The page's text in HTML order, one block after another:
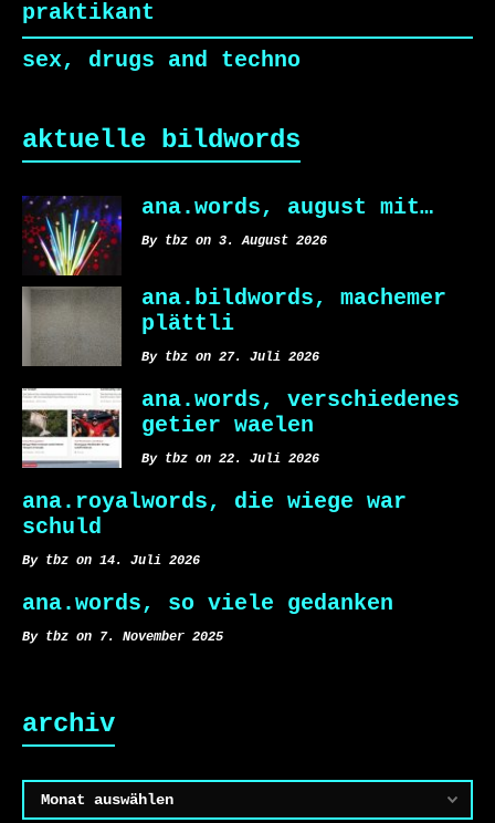
praktikant
sex, drugs and techno
aktuelle bildwords
ana.words, august mit…
By tbz on 3. August 2026
ana.bildwords, machemer
plättli
By tbz on 27. Juli 2026
ana.words, verschiedenes
getier waelen
By tbz on 22. Juli 2026
ana.royalwords, die wiege war
schuld
By tbz on 14. Juli 2026
ana.words, so viele gedanken
By tbz on 7. November 2025
archiv
Archiv